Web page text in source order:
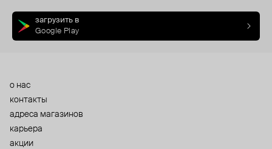
загрузить в
Google Play
о нас
контакты
адреса магазинов
карьера
акции